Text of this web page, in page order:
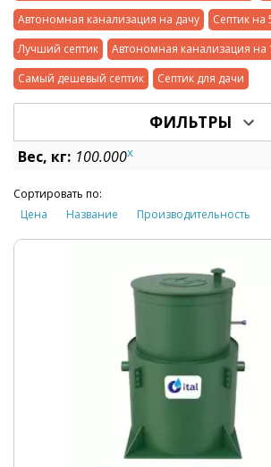
Автономная канализация на дачу
Септик на
Лучший септик
Автономная канализация на
Самый дешевый септик
Септик для дачи
ФИЛЬТРЫ
Вес, кг: 100.000x
Сортировать по:
Цена
Название Производительность